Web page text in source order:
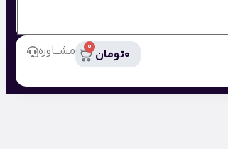
0تومان
0 مشــاوره